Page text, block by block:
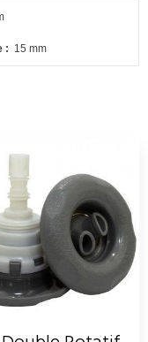
: 15 mm